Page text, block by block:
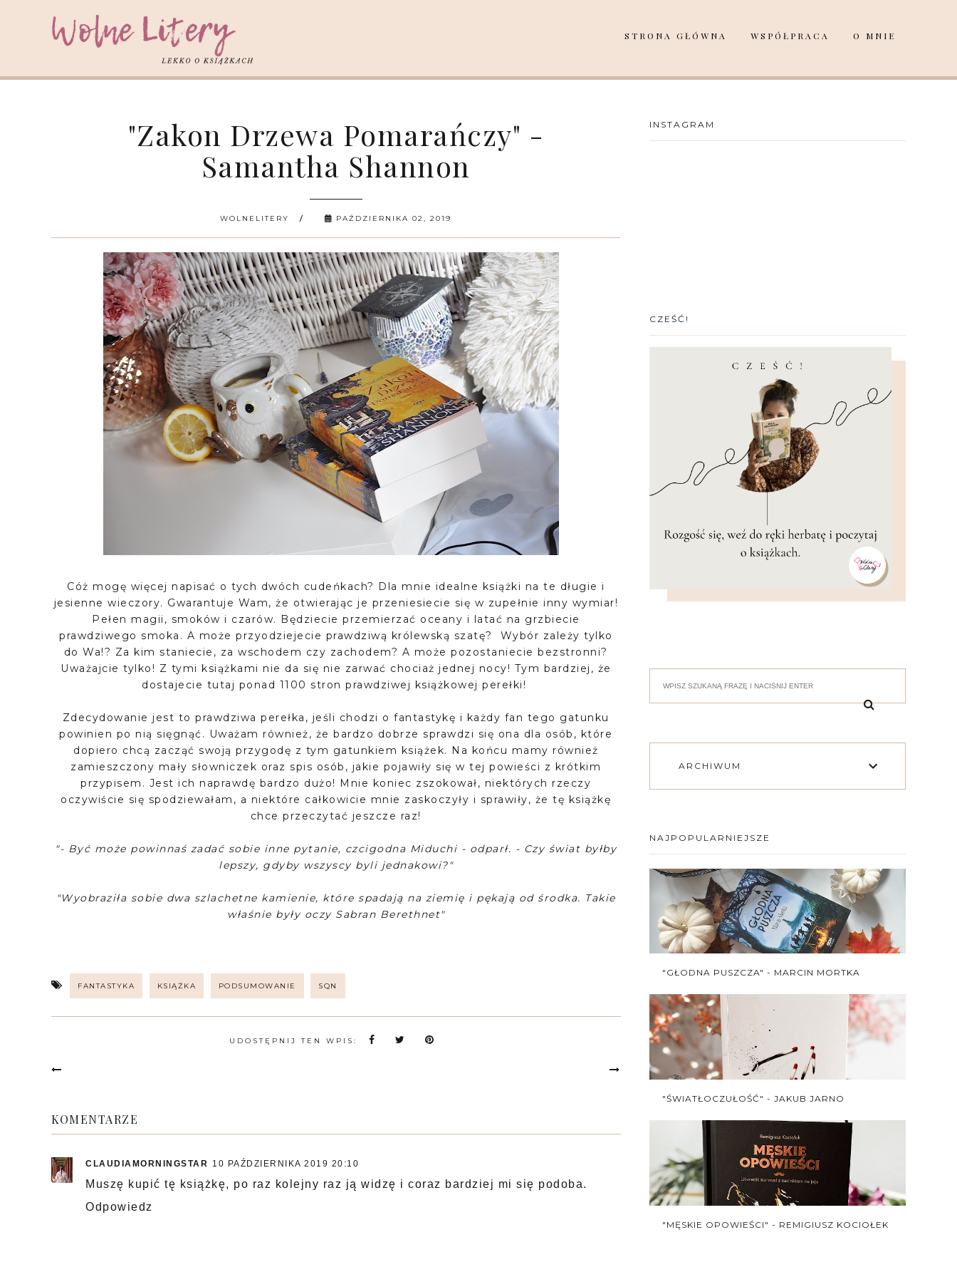
STRONA GŁÓWNA WSPÓŁPRACA O MNIE
"Zakon Drzewa Pomarańczy" -
Samantha Shannon
WOLNELITERY PAŹDZIERNIKA 02, 2019
Cóż mogę więcej napisać o tych dwóch cudeńkach? Dla mnie idealne książki na te długie i
jesienne wieczory. Gwarantuje Wam, że otwierając je przeniesiecie się w zupełnie inny wymiar!
Pełen magii, smoków i czarów. Będziecie przemierzać oceany i latać na grzbiecie
prawdziwego smoka. A może przyodziejecie prawdziwą królewską szatę? Wybór zależy tylko
do Wa!? Za kim staniecie, za wschodem czy zachodem? A może pozostaniecie bezstronni?
Uważajcie tylko! Z tymi książkami nie da się nie zarwać chociaż jednej nocy! Tym bardziej, że
dostajecie tutaj ponad 1100 stron prawdziwej książkowej perełki!
Zdecydowanie jest to prawdziwa perełka, jeśli chodzi o fantastykę i każdy fan tego gatunku
powinien po nią sięgnąć. Uważam również, że bardzo dobrze sprawdzi się ona dla osób, które
dopiero chcą zacząć swoją przygodę z tym gatunkiem książek. Na końcu mamy również
zamieszczony mały słowniczek oraz spis osób, jakie pojawiły się w tej powieści z krótkim
przypisem. Jest ich naprawdę bardzo dużo! Mnie koniec zszokował, niektórych rzeczy
oczywiście się spodziewałam, a niektóre całkowicie mnie zaskoczyły i sprawiły, że tę książkę
chce przeczytać jeszcze raz!
"- Być może powinnaś zadać sobie inne pytanie, czcigodna Miduchi - odparł. - Czy świat byłby
lepszy, gdyby wszyscy byli jednakowi?"
"Wyobraziła sobie dwa szlachetne kamienie, które spadają na ziemię i pękają od środka. Takie
właśnie były oczy Sabran Berethnet"
FANTASTYKA KSIĄŻKA PODSUMOWANIE SQN
UDOSTĘPNIJ TEN WPIS:
KOMENTARZE
CLAUDIAMORNINGSTAR 10 PAŹDZIERNIKA 2019 20:10
Muszę kupić tę książkę, po raz kolejny raz ją widzę i coraz bardziej mi się podoba.
Odpowiedz
INSTAGRAM
CZEŚĆ!
ARCHIWUM
NAJPOPULARNIEJSZE
"GŁODNA PUSZCZA" - MARCIN MORTKA
"ŚWIATŁOCZUŁOŚĆ" - JAKUB JARNO
"MĘSKIE OPOWIEŚCI" - REMIGIUSZ KOCIOŁEK